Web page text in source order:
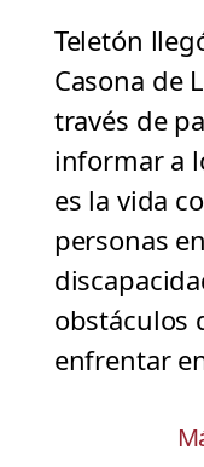
Teletón
Casona de
través de
informar a
es la vida
personas
obstáculos
enfrentar